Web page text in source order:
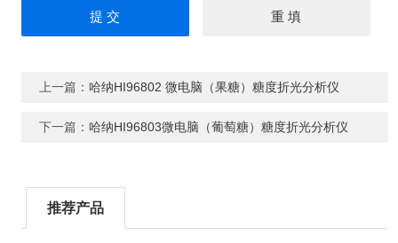
上一篇： 哈纳HI96802 微电脑（果糖）糖度折光分析仪
下一篇： 哈纳HI96803微电脑（葡萄糖）糖度折光分析仪
推荐产品